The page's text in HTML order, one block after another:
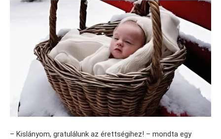
– Kislányom, gratulálunk az érettségihez! – mondta egy